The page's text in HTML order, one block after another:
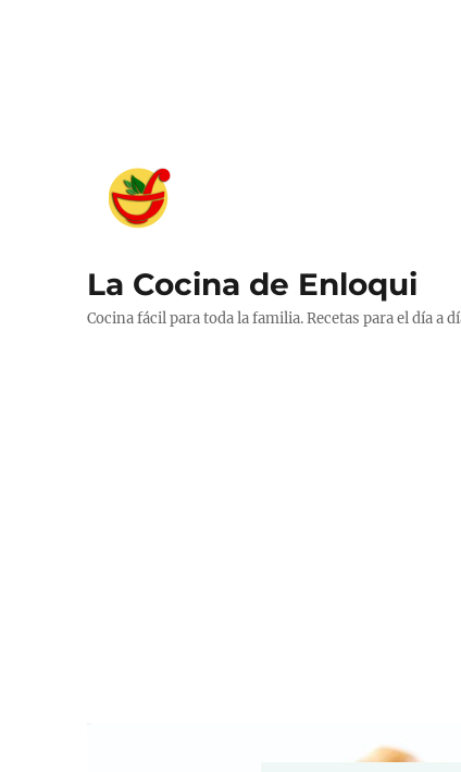
La Cocina de Enloqui
Cocina fácil para toda la familia. Recetas para el día a